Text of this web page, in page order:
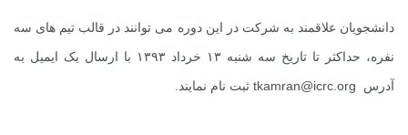
دانشجویان علاقمند به شرکت در این دوره می توانند در قالب تیم های سه
نفره، حداکثر تا تاریخ سه شنبه ۱۳ خرداد ۱۳۹۳ با ارسال یک ایمیل به
آدرس tkamran@icrc.org ثبت نام نمایند.